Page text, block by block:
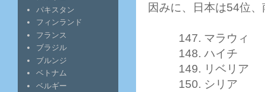
因みに、日本は54位
147. マラウィ
148. ハイチ
149. リベリア
150. シリア
パキスタン
フィンランド
フランス
ブラジル
ブルンジ
ベトナム
ベルギー